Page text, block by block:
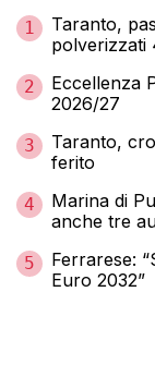
1
Taranto,
polverizzati
2
Eccellenza
2026/27
3
Taranto,
ferito
4
Marina di
anche tre
5
Ferrarese:
Euro 2032”